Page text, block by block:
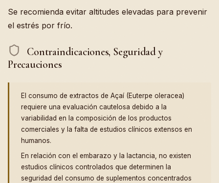
Se recomienda evitar altitudes elevadas para prevenir
el estrés por frío.
Contraindicaciones, Seguridad y
Precauciones
El consumo de extractos de Açaí (Euterpe oleracea)
requiere una evaluación cautelosa debido a la
variabilidad en la composición de los productos
comerciales y la falta de estudios clínicos extensos en
humanos.
En relación con el embarazo y la lactancia, no existen
estudios clínicos controlados que determinen la
seguridad del consumo de suplementos concentrados